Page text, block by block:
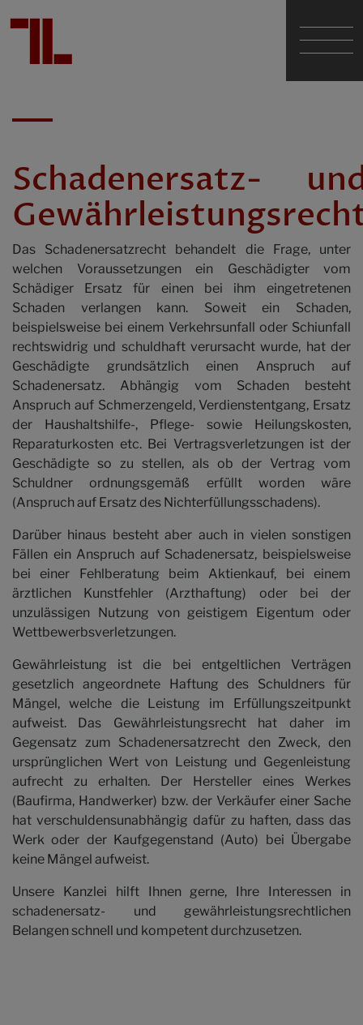
Dr. Walter Geißelmann em.
Die Kanzlei
Fachgebiete
Honorar
Kontakt
Schadenersatz-
Das Schadenersatzrecht behandelt die Frage, unter
welchen Voraussetzungen ein Geschädigter vom
Schädiger Ersatz für einen bei ihm eingetretenen
Schaden verlangen kann. Soweit ein Schaden,
beispielsweise bei einem Verkehrsunfall oder Schiunfall
rechtswidrig und schuldhaft verursacht wurde, hat der
Geschädigte grundsätzlich einen Anspruch auf
Schadenersatz. Abhängig vom Schaden besteht
Anspruch auf Schmerzengeld, Verdienstentgang, Ersatz
der Haushaltshilfe-, Pflege- sowie Heilungskosten,
Reparaturkosten etc. Bei Vertragsverletzungen ist der
Geschädigte so zu stellen, als ob der Vertrag vom
Schuldner ordnungsgemäß erfüllt worden wäre
(Anspruch auf Ersatz des Nichterfüllungsschadens).
Darüber hinaus besteht aber auch in vielen sonstigen
Fällen ein Anspruch auf Schadenersatz, beispielsweise
bei einer Fehlberatung beim Aktienkauf, bei einem
ärztlichen Kunstfehler (Arzthaftung) oder bei der
unzulässigen Nutzung von geistigem Eigentum oder
Wettbewerbsverletzungen.
Gewährleistung ist die bei entgeltlichen Verträgen
gesetzlich angeordnete Haftung des Schuldners für
Mängel, welche die Leistung im Erfüllungszeitpunkt
aufweist. Das Gewährleistungsrecht hat daher im
Gegensatz zum Schadenersatzrecht den Zweck, den
ursprünglichen Wert von Leistung und Gegenleistung
aufrecht zu erhalten. Der Hersteller eines Werkes
(Baufirma, Handwerker) bzw. der Verkäufer einer Sache
hat verschuldensunabhängig dafür zu haften, dass das
Werk oder der Kaufgegenstand (Auto) bei Übergabe
keine Mängel aufweist.
Unsere Kanzlei hilft Ihnen gerne, Ihre Interessen in
schadenersatz- und gewährleistungsrechtlichen
Belangen schnell und kompetent durchzusetzen.